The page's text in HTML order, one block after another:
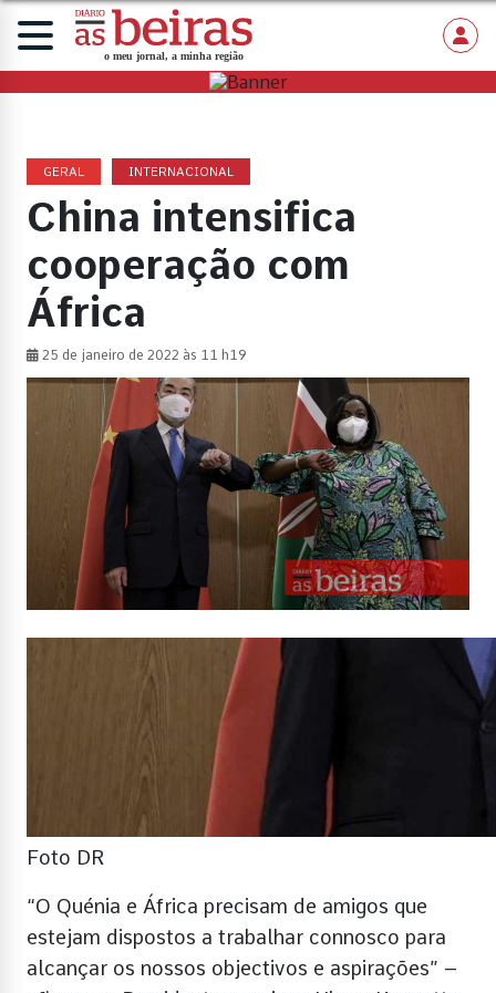
GERAL INTERNACIONAL
China intensifica
cooperação com
África
25 de janeiro de 2022 às 11 h19
Foto DR
“O Quénia e África precisam de amigos que
estejam dispostos a trabalhar connosco para
alcançar os nossos objectivos e aspirações” –